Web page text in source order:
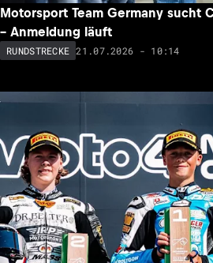
Motorsport Team Germany sucht
– Anmeldung läuft
RUNDSTRECKE 21.07.2026 - 10:14